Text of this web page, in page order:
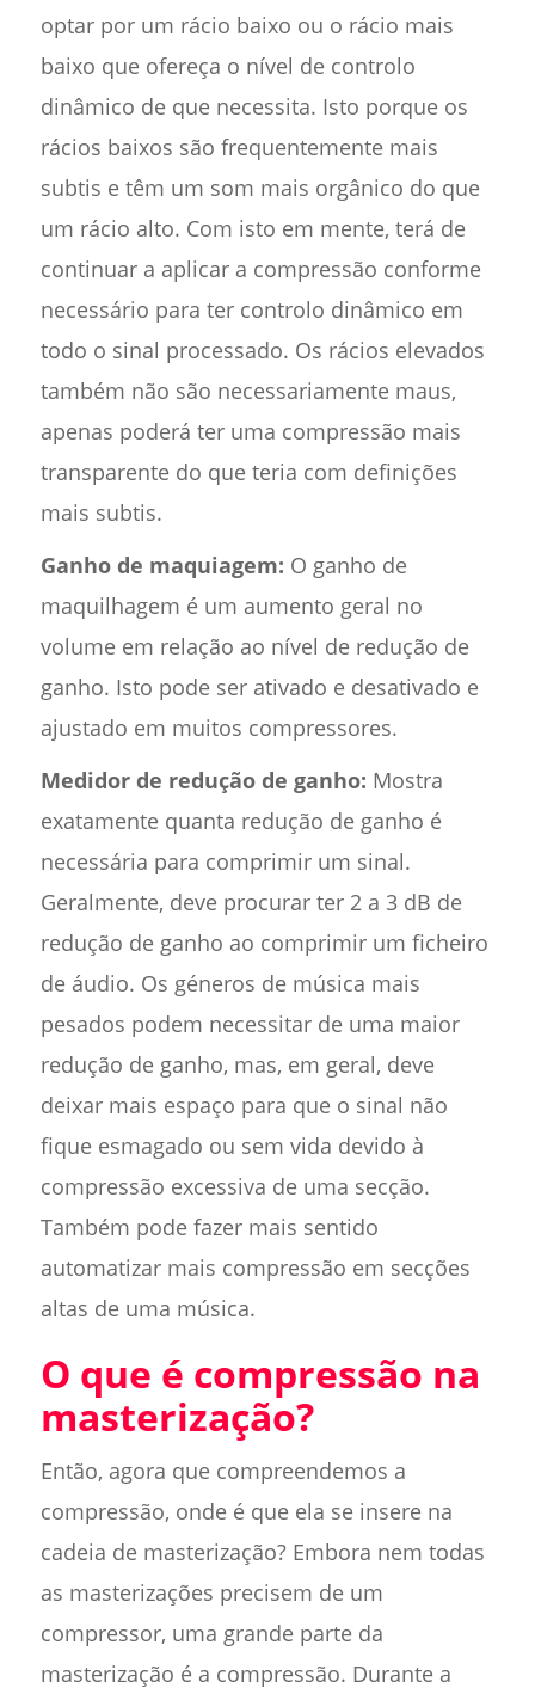
optar por um rácio baixo ou o rácio mais
baixo que ofereça o nível de controlo
dinâmico de que necessita. Isto porque os
rácios baixos são frequentemente mais
subtis e têm um som mais orgânico do que
um rácio alto. Com isto em mente, terá de
continuar a aplicar a compressão conforme
necessário para ter controlo dinâmico em
todo o sinal processado. Os rácios elevados
também não são necessariamente maus,
apenas poderá ter uma compressão mais
transparente do que teria com definições
mais subtis.
Ganho de maquiagem: O ganho de
maquilhagem é um aumento geral no
volume em relação ao nível de redução de
ganho. Isto pode ser ativado e desativado e
ajustado em muitos compressores.
Medidor de redução de ganho: Mostra
exatamente quanta redução de ganho é
necessária para comprimir um sinal.
Geralmente, deve procurar ter 2 a 3 dB de
redução de ganho ao comprimir um ficheiro
de áudio. Os géneros de música mais
pesados podem necessitar de uma maior
redução de ganho, mas, em geral, deve
deixar mais espaço para que o sinal não
fique esmagado ou sem vida devido à
compressão excessiva de uma secção.
Também pode fazer mais sentido
automatizar mais compressão em secções
altas de uma música.
O que é compressão na
masterização?
Então, agora que compreendemos a
compressão, onde é que ela se insere na
cadeia de masterização? Embora nem todas
as masterizações precisem de um
compressor, uma grande parte da
masterização é a compressão. Durante a